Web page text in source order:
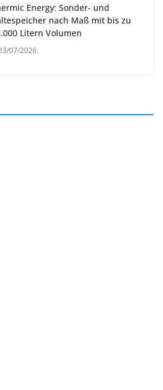
Energy: Sonder- und
nach Maß mit bis zu
Litern Volumen
07/2026